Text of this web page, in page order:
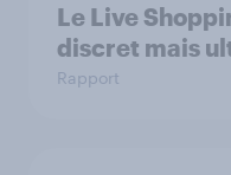
Le Live
discret mais
Rapport